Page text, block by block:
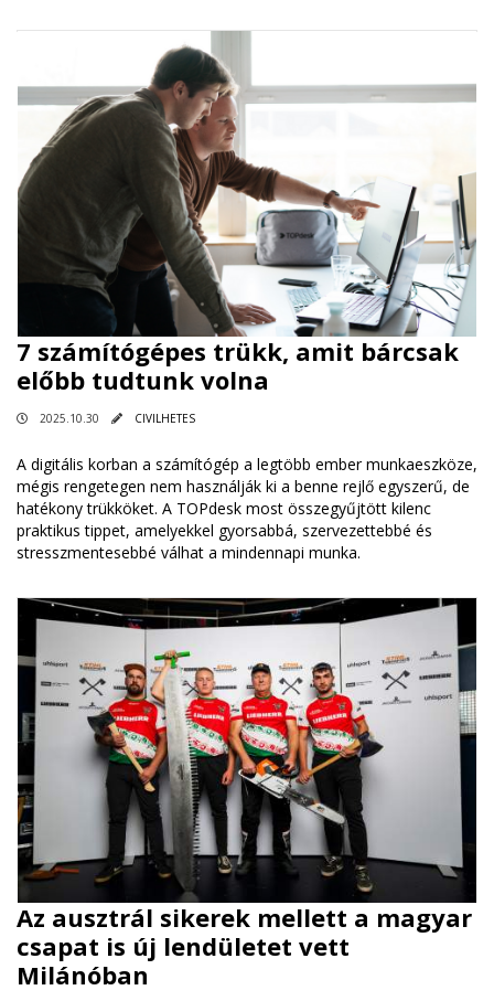
7 számítógépes trükk, amit bárcsak
előbb tudtunk volna
2025.10.30 CIVILHETES
A digitális korban a számítógép a legtöbb ember munkaeszköze,
mégis rengetegen nem használják ki a benne rejlő egyszerű, de
hatékony trükköket. A TOPdesk most összegyűjtött kilenc
praktikus tippet, amelyekkel gyorsabbá, szervezettebbé és
stresszmentesebbé válhat a mindennapi munka.
Az ausztrál sikerek mellett a magyar
csapat is új lendületet vett
Milánóban